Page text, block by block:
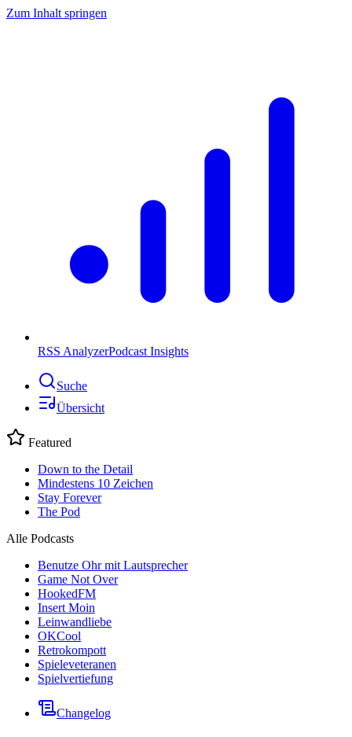
Zum Inhalt springen
RSS AnalyzerPodcast Insights
Suche
Übersicht
Featured
Down to the Detail
Mindestens 10 Zeichen
Stay Forever
The Pod
Alle Podcasts
Benutze Ohr mit Lautsprecher
Game Not Over
HookedFM
Insert Moin
Leinwandliebe
OKCool
Retrokompott
Spieleveteranen
Spielvertiefung
Changelog